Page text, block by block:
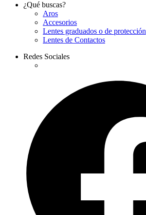
¿Qué buscas?
Aros
Accesorios
Lentes graduados o de protección
Lentes de Contactos
Redes Sociales